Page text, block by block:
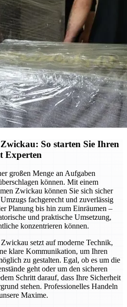
So starten Sie Ihren
Experten
großen Menge an Aufgaben
können. Mit einem
Zwickau können Sie sich sicher
fachgerecht und zuverlässig
Planung bis hin zum Einräumen –
und praktische Umsetzung,
konzentrieren können.
setzt auf moderne Technik,
klare Kommunikation, um Ihren
zu gestalten. Egal, ob es um die
geht oder um den sicheren
Schritt darauf, dass Ihre Sicherheit
stehen. Professionelles Handeln
Maxime.